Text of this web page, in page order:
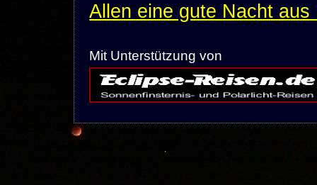
Allen eine gute Nacht aus
Mit Unterstützung von